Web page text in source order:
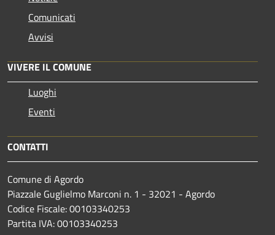
Comunicati
Avvisi
VIVERE IL COMUNE
Luoghi
Eventi
CONTATTI
Comune di Agordo
Piazzale Guglielmo Marconi n. 1 - 32021 - Agordo
Codice Fiscale: 00103340253
Partita IVA: 00103340253